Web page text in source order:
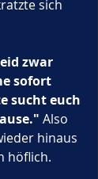
sich
zwar
sofort
sucht euch
Also
hinaus
höflich.